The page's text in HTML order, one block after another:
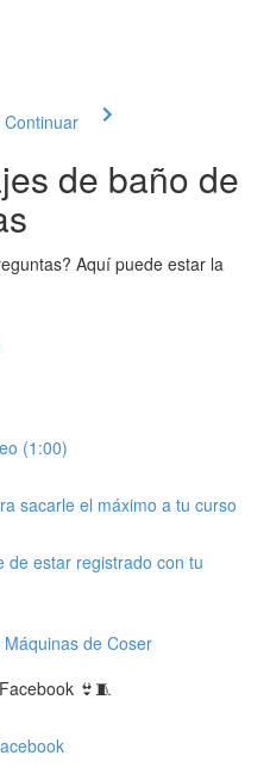
de baño de
Aquí puede estar la
(1:00)
sacarle el máximo a tu curso
de estar registrado con tu
de Coser
👙🧵